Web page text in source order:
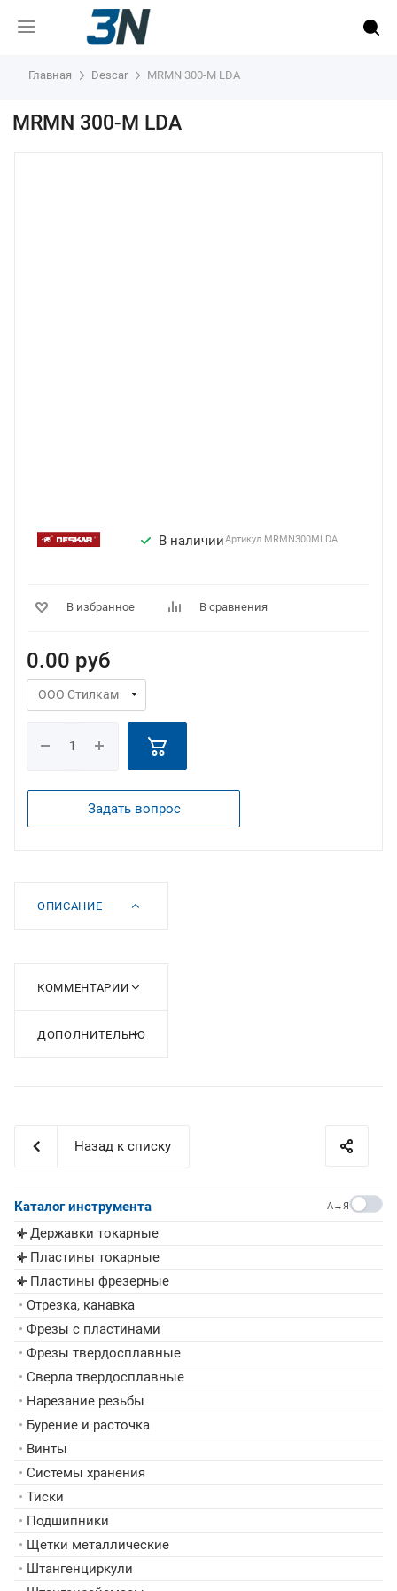
Главная Descar MRMN 300-M LDA
MRMN 300-M LDA
В наличииАртикул MRMN300MLDA
В избранное В сравнения
0.00 руб
Задать вопрос
ОПИСАНИЕ
КОММЕНТАРИИ
ДОПОЛНИТЕЛЬНО
Назад к списку
Каталог инструмента A→Я
▸ Державки токарные
▸ Пластины токарные
▸ Пластины фрезерные
• Отрезка, канавка
• Фрезы с пластинами
• Фрезы твердосплавные
• Сверла твердосплавные
• Нарезание резьбы
• Бурение и расточка
• Винты
• Системы хранения
• Тиски
• Подшипники
• Щетки металлические
• Штангенциркули